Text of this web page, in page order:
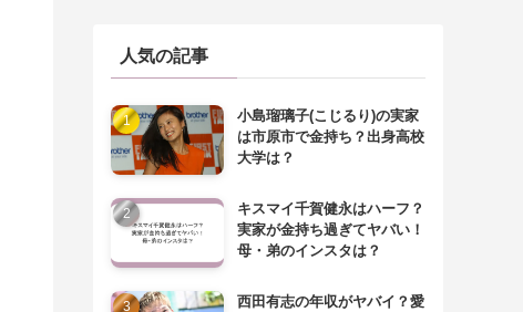
人気の記事
小島瑠璃子(こじるり)の実家
は市原市で金持ち？出身高校
大学は？
キスマイ千賀健永はハーフ？
実家が金持ち過ぎてヤバい！
母・弟のインスタは？
西田有志の年収がヤバイ？愛